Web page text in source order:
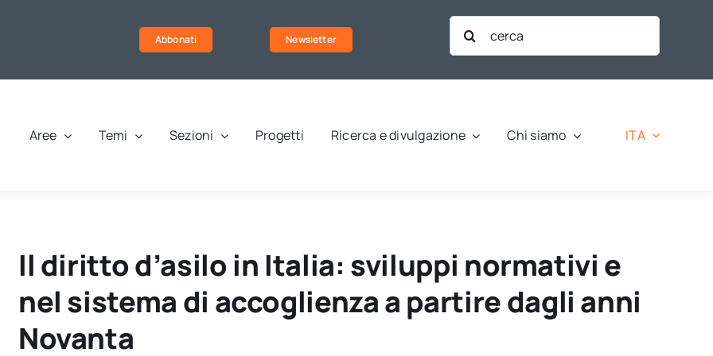
Abbonati Newsletter
Cerca
per:
Aree Temi Sezioni Progetti Ricerca e divulgazione Chi siamo ITA
Il diritto d’asilo in Italia: sviluppi normativi e
nel sistema di accoglienza a partire dagli anni
Novanta